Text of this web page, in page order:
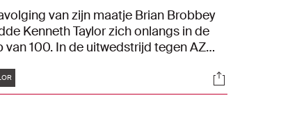
van zijn maatje Brian Brobbey
Kenneth Taylor zich onlangs in de
van 100. In de uitwedstrijd tegen AZ
De middenvelder speelt sinds zijn
al samen met Brobbey en krijgt na
Socials